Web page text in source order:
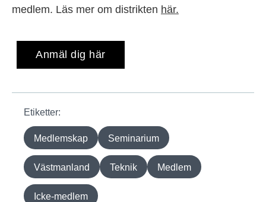
medlem. Läs mer om distrikten här.
Anmäl dig här
Etiketter:
Medlemskap Seminarium
Västmanland Teknik Medlem
Icke-medlem